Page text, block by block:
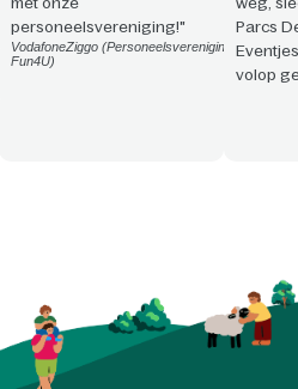
personeelsvereniging!"
VodafoneZiggo (Personeelsvereniging
Fun4U)
Parcs
volop